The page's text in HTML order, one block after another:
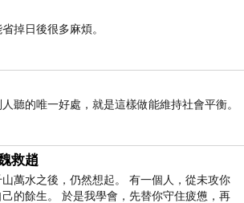
掉日後很多麻煩。
聽的唯一好處，就是這樣做能維持社會平衡。
救趙
萬水之後，仍然想起。 有一個人，從未攻你
的餘生。 於是我學會，先替你守住疲憊，再